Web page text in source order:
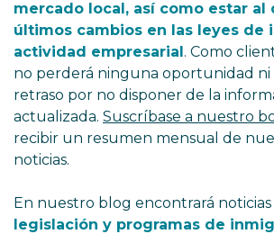
mercado local, así como estar al
últimos cambios en las leyes de
actividad empresarial. Como
no perderá ninguna oportunidad
retraso por no disponer de la
actualizada. Suscríbase a nuestro
recibir un resumen mensual de
noticias.
En nuestro blog encontrará noticias
legislación y programas de